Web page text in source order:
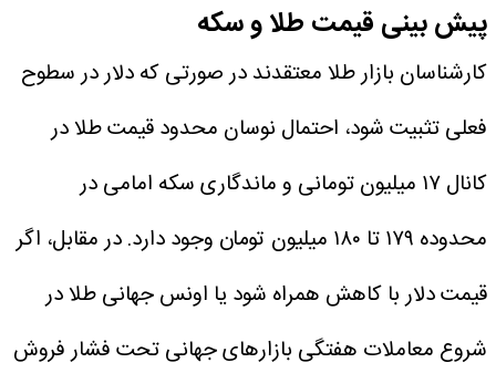
پیش‌ بینی قیمت طلا و سکه
کارشناسان بازار طلا معتقدند در صورتی که دلار در سطوح
فعلی تثبیت شود، احتمال نوسان محدود قیمت طلا در
کانال ۱۷ میلیون تومانی و ماندگاری سکه امامی در
محدوده ۱۷۹ تا ۱۸۰ میلیون تومان وجود دارد.
در مقابل، اگر
قیمت دلار با کاهش همراه شود یا اونس جهانی طلا در
شروع معاملات هفتگی بازارهای جهانی تحت فشار فروش